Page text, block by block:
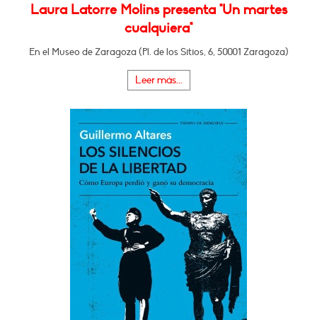
Laura Latorre Molins presenta "Un martes
cualquiera"
En el Museo de Zaragoza (Pl. de los Sitios, 6, 50001 Zaragoza)
Leer más...